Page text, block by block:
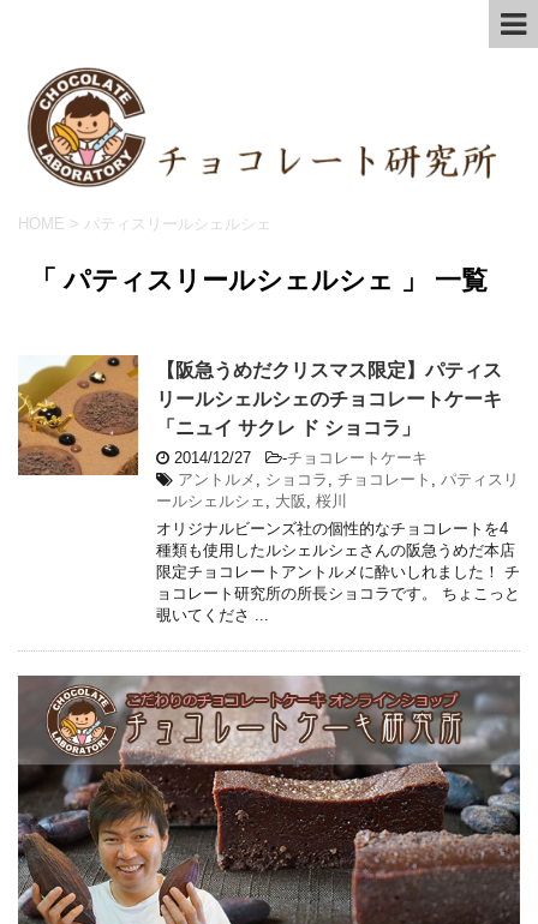
HOME > パティスリールシェルシェ
「 パティスリールシェルシェ 」 一覧
【阪急うめだクリスマス限定】パティス
リールシェルシェのチョコレートケーキ
「ニュイ サクレ ド ショコラ」
2014/12/27 -チョコレートケーキ
アントルメ
ショコラ チョコレート
パティスリ
ールシェルシェ
大阪
桜川
オリジナルビーンズ社の個性的なチョコレートを4
種類も使用したルシェルシェさんの阪急うめだ本店
限定チョコレートアントルメに酔いしれました！ チ
ョコレート研究所の所長ショコラです。 ちょこっと
覗いてくださ ...